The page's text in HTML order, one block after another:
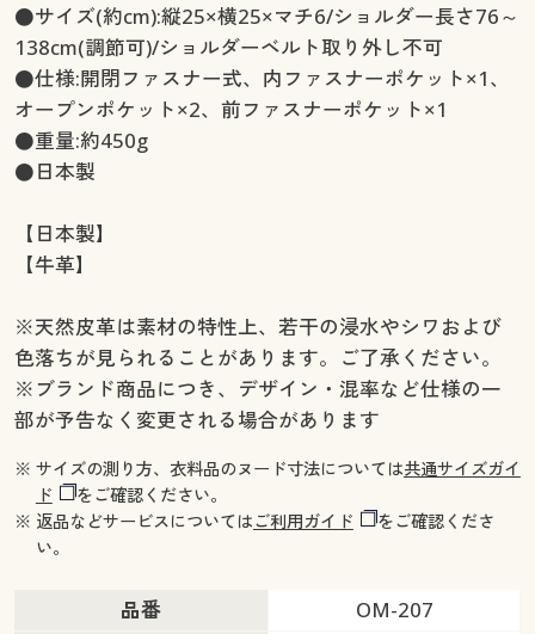
●サイズ(約cm):縦25×横25×マチ6/ショルダー長さ76～
138cm(調節可)/ショルダーベルト取り外し不可
●仕様:開閉ファスナー式、内ファスナーポケット×1、
オープンポケット×2、前ファスナーポケット×1
●重量:約450g
●日本製
【日本製】
【牛革】
※天然皮革は素材の特性上、若干の浸水やシワおよび
色落ちが見られることがあります。ご了承ください。
※ブランド商品につき、デザイン・混率など仕様の一
部が予告なく変更される場合があります
※ サイズの測り方、衣料品のヌード寸法については共通サイズガイ
ド
をご確認ください。
※ 返品などサービスについてはご利用ガイド
をご確認くださ
い。
品番 OM-207